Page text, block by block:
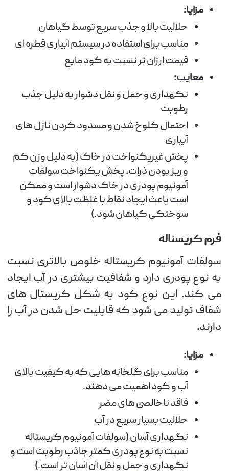
مزایا:
حلالیت بالا و جذب سریع توسط گیاهان
مناسب برای استفاده در سیستم آبیاری قطره ای
قیمت ارزان تر نسبت به کود مایع
معایب:
نگهداری و حمل و نقل دشوار به دلیل جذب
رطوبت
احتمال کلوخ شدن و مسدود کردن نازل های
آبیاری
پخش غیریکنواخت در خاک (به دلیل وزن کم
و ریز بودن ذرات، پخش یکنواخت سولفات
آمونیوم پودری در خاک دشوار است و ممکن
است باعث ایجاد نقاط با غلظت بالای کود و
سوختگی گیاهان شود.)
فرم کریستاله
سولفات آمونیوم کریستاله خلوص بالاتری نسبت
به نوع پودری دارد و شفافیت بیشتری در آب ایجاد
می کند. این نوع کود به شکل کریستال های
شفاف تولید می شود که قابلیت حل شدن در آب را
دارند.
مزایا:
مناسب برای گلخانه هایی که به کیفیت بالای
آب و کود اهمیت می دهند.
فاقد ناخالصی های مضر
حلالیت بسیار سریع در آب
نگهداری آسان (سولفات آمونیوم کریستاله
نسبت به نوع پودری کمتر جاذب رطوبت است و
نگهداری و حمل و نقل آن آسان تر است.)